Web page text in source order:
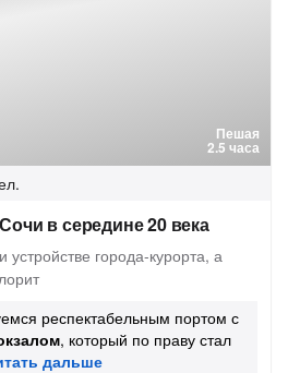
Пешая
2.5 часа
в середине 20 века
устройстве города-курорта, а
респектабельным портом с
, который по праву стал